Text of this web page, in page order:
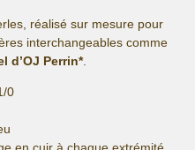
réalisé sur mesure pour
interchangeables comme
d’OJ Perrin*.
0